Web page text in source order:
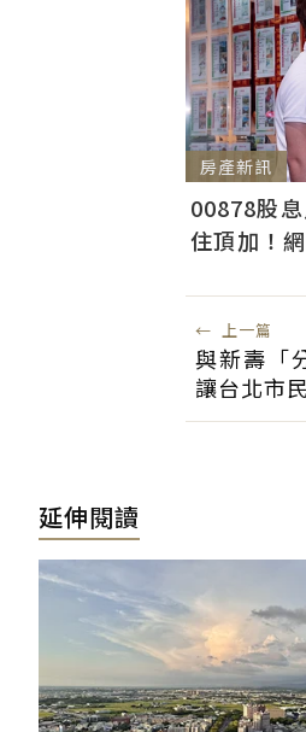
房產新訊
00878股
住頂加！
← 上一篇
與新壽「
讓台北市
延伸閱讀